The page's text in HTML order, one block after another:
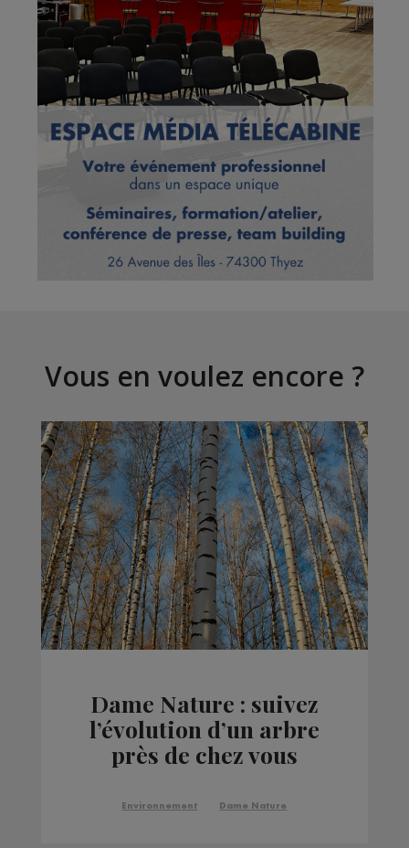
Vous en voulez encore ?
Dame Nature : suivez
l’évolution d’un arbre
près de chez vous
Environnement Dame Nature